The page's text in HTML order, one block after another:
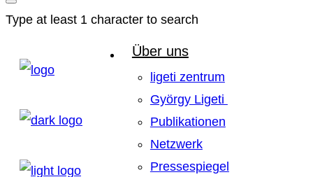
Type at least 1 character to search
Über uns
ligeti zentrum
György Ligeti
Publikationen
Netzwerk
Pressespiegel